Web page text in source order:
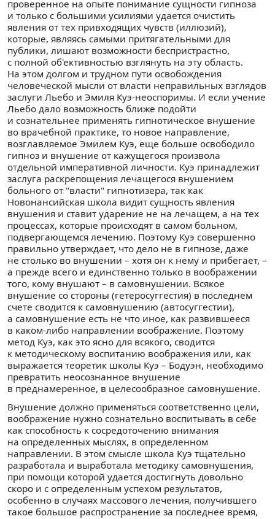
проверенное на опыте понимание сущности гипноза
и только с большими усилиями удается очистить
явления от тех привходящих чувств (иллюзий),
которые, являясь самыми притягательными для
публики, лишают возможности беспристрастно,
с полной об'ективностью взглянуть на эту область.
На этом долгом и трудном пути освобождения
человеческой мысли от власти неправильных взглядов
заслуги Льебо и Эмиля Куэ-неоспоримы. И если учение
Льебо дало возможность ближе подойти
и сознательнее применять гипнотическое внушение
во врачебной практике, то новое направление,
возглавляемое Эмилем Куэ, еще больше освободило
гипноз и внушение от кажущегося произвола
отдельной императивной личности. Куэ принадлежит
заслуга раскрепощения лечащегося внушением
больного от "власти" гипнотизера, так как
Новонансийская школа видит сущность явления
внушения и ставит ударение не на лечащем, а на тех
процессах, которые происходят в самом больном,
подвергающемся лечению. Поэтому Куэ совершенно
правильно утверждает, что дело не в гипнозе, даже
не столько во внушении – хотя он к нему и прибегает, –
а прежде всего и единственно только в воображении
того, кому внушают – в самовнушении. Всякое
внушение со стороны (гетеросуггестия) в последнем
счете сводится к самовнушению (автосуггестии),
а самовнушение есть не что иное, как развившееся
в каком-либо направлении воображение. Поэтому
метод Куэ, как это ясно для всякого, сводится
к методическому воспитанию воображения или, как
выражается теоретик школы Куэ – Бодуэн, необходимо
превратить неосознанное внушение
в преднамеренное, в целесообразное самовнушение.
Внушение должно применяться соответственно цели,
воображение нужно сознательно воспитывать в себе
как способность к сосредоточению внимания
на определенных мыслях, в определенном
направлении. В этом смысле школа Куэ тщательно
разработала и выработала методику самовнушения,
при помощи которой удается достигнуть довольно
скоро и с определенным успехом результатов,
особенно в случаях массового лечения, получившего
такое большое распространение за последнее время,